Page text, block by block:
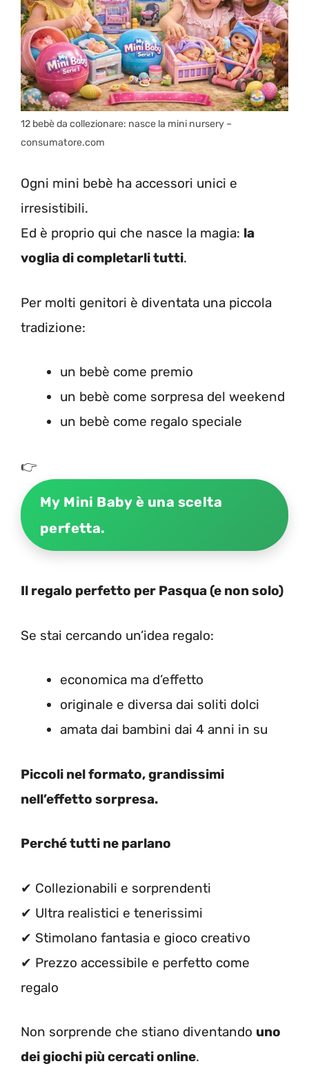
12 bebè da collezionare: nasce la mini nursery –
consumatore.com
Ogni mini bebè ha accessori unici e
irresistibili.
Ed è proprio qui che nasce la magia: la
voglia di completarli tutti.
Per molti genitori è diventata una piccola
tradizione:
un bebè come premio
un bebè come sorpresa del weekend
un bebè come regalo speciale
👉
My Mini Baby è una scelta
perfetta.
Il regalo perfetto per Pasqua (e non solo)
Se stai cercando un’idea regalo:
economica ma d’effetto
originale e diversa dai soliti dolci
amata dai bambini dai 4 anni in su
Piccoli nel formato, grandissimi
nell’effetto sorpresa.
Perché tutti ne parlano
✔ Collezionabili e sorprendenti
✔ Ultra realistici e tenerissimi
✔ Stimolano fantasia e gioco creativo
✔ Prezzo accessibile e perfetto come
regalo
Non sorprende che stiano diventando uno
dei giochi più cercati online.